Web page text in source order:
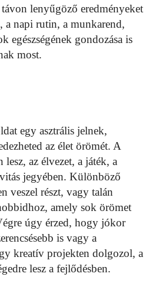
lenyűgöző eredményeket
a napi rutin, a munkarend,
egészségének gondozása is
most.
egy asztrális jelnek,
az élet örömét. A
az élvezet, a játék, a
jegyében. Különböző
veszel részt, vagy talán
amely sok örömet
úgy érzed, hogy jókor
is vagy a
kreatív projekten dolgozol, a
lesz a fejlődésben.